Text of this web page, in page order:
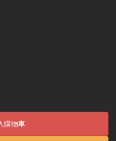
購物車